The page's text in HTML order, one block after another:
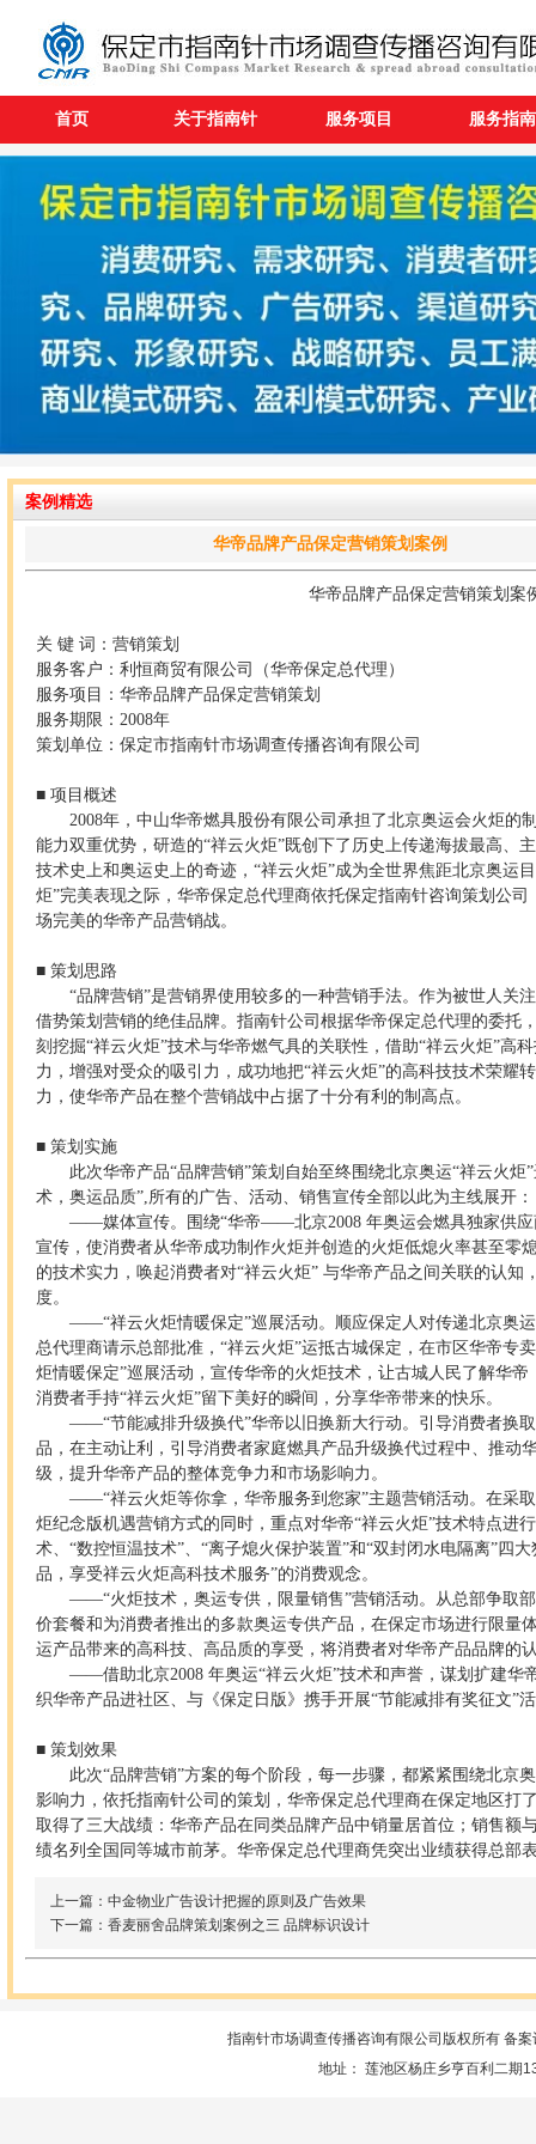
首页 关于指南针 服务项目 服务指南
案例精选
华帝品牌产品保定营销策划案例
华帝品牌产品保定营销策划案
关 键 词：营销策划
服务客户：利恒商贸有限公司（华帝保定总代理）
服务项目：华帝品牌产品保定营销策划
服务期限：2008年
策划单位：保定市指南针市场调查传播咨询有限公司
■ 项目概述
2008年，中山华帝燃具股份有限公司承担了北京奥运会火炬的
能力双重优势，研造的“祥云火炬”既创下了历史上传递海拔最高、
技术史上和奥运史上的奇迹，“祥云火炬”成为全世界焦距北京奥运
炬”完美表现之际，华帝保定总代理商依托保定指南针咨询策划公
场完美的华帝产品营销战。
■ 策划思路
“品牌营销”是营销界使用较多的一种营销手法。作为被世人关
借势策划营销的绝佳品牌。指南针公司根据华帝保定总代理的委托
刻挖掘“祥云火炬”技术与华帝燃气具的关联性，借助“祥云火炬”高
力，增强对受众的吸引力，成功地把“祥云火炬”的高科技技术荣耀
力，使华帝产品在整个营销战中占据了十分有利的制高点。
■ 策划实施
此次华帝产品“品牌营销”策划自始至终围绕北京奥运“祥云火
术，奥运品质”,所有的广告、活动、销售宣传全部以此为主线展开：
——媒体宣传。围绕“华帝——北京2008 年奥运会燃具独家供应
宣传，使消费者从华帝成功制作火炬并创造的火炬低熄火率甚至零
的技术实力，唤起消费者对“祥云火炬” 与华帝产品之间关联的认知
度。
——“祥云火炬情暖保定”巡展活动。顺应保定人对传递北京奥
总代理商请示总部批准，“祥云火炬”运抵古城保定，在市区华帝专
炬情暖保定”巡展活动，宣传华帝的火炬技术，让古城人民了解华
消费者手持“祥云火炬”留下美好的瞬间，分享华帝带来的快乐。
——“节能减排升级换代”华帝以旧换新大行动。引导消费者换
品，在主动让利，引导消费者家庭燃具产品升级换代过程中、推动
级，提升华帝产品的整体竞争力和市场影响力。
——“祥云火炬等你拿，华帝服务到您家”主题营销活动。在采
炬纪念版机遇营销方式的同时，重点对华帝“祥云火炬”技术特点进
术、“数控恒温技术”、“离子熄火保护装置”和“双封闭水电隔离”四
品，享受祥云火炬高科技术服务”的消费观念。
——“火炬技术，奥运专供，限量销售”营销活动。从总部争取
价套餐和为消费者推出的多款奥运专供产品，在保定市场进行限量
运产品带来的高科技、高品质的享受，将消费者对华帝产品品牌的
——借助北京2008 年奥运“祥云火炬”技术和声誉，谋划扩建华
织华帝产品进社区、与《保定日版》携手开展“节能减排有奖征文
■ 策划效果
此次“品牌营销”方案的每个阶段，每一步骤，都紧紧围绕北京
影响力，依托指南针公司的策划，华帝保定总代理商在保定地区打
取得了三大战绩：华帝产品在同类品牌产品中销量居首位；销售额
绩名列全国同等城市前茅。华帝保定总代理商凭突出业绩获得总部
上一篇：中金物业广告设计把握的原则及广告效果
下一篇：香麦丽舍品牌策划案例之三 品牌标识设计
指南针市场调查传播咨询有限公司版权所有 备案
地址： 莲池区杨庄乡亨百利二